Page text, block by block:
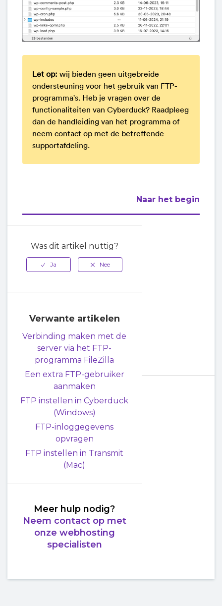
Let op: wij bieden geen uitgebreide
ondersteuning voor het gebruik van FTP-
programma's. Heb je vragen over de
functionaliteiten van Cyberduck? Raadpleeg
dan de handleiding van het programma of
neem contact op met de betreffende
supportafdeling.
Naar het begin
Was dit artikel nuttig?
Verwante artikelen
Verbinding maken met de
server via het FTP-
programma FileZilla
Een extra FTP-gebruiker
aanmaken
FTP instellen in Cyberduck
(Windows)
FTP-inloggegevens
opvragen
FTP instellen in Transmit
(Mac)
Meer hulp nodig?
Neem contact op met
onze webhosting
specialisten